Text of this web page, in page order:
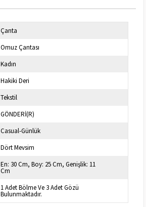
Çanta
Omuz Çantası
Kadın
Hakiki Deri
Tekstil
GÖNDERİ(R)
Casual-Günlük
Dört Mevsim
En: 30 Cm, Boy: 25 Cm, Genişlik: 11
Cm
1 Adet Bölme Ve 3 Adet Gözü
Bulunmaktadır.